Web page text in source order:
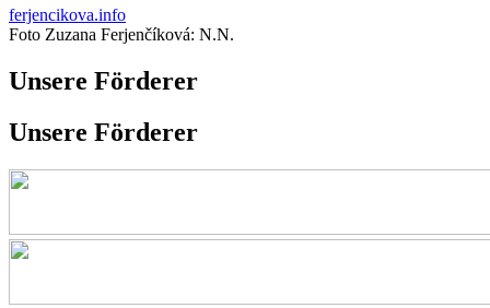
ferjencikova.info
Foto Zuzana Ferjenčíková: N.N.
Unsere Förderer
Unsere Förderer